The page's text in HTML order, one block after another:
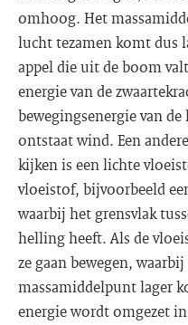
omhoog. Het
lucht tezamen komt dus
appel die uit de boom
energie van de
bewegingsenergie van
ontstaat wind. Een
kijken is een lichte
vloeistof, bijvoorbeeld
waarbij het grensvlak
helling heeft. Als de
ze gaan bewegen,
massamiddelpunt lager
energie wordt omgezet